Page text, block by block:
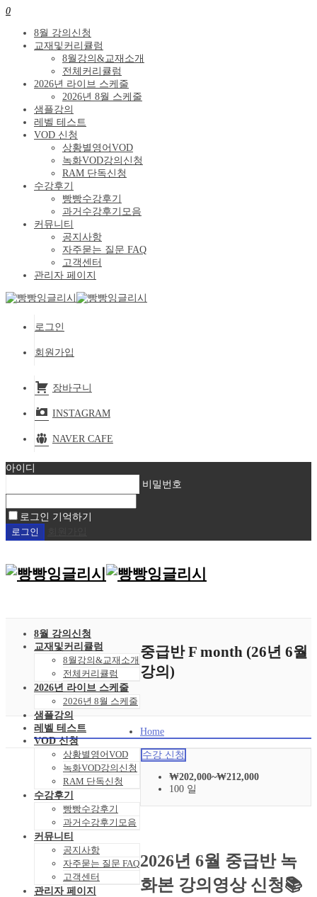
0
8월 강의신청
교재및커리큘럼
8월강의&교재소개
전체커리큘럼
2026년 라이브 스케줄
2026년 8월 스케줄
샘플강의
레벨 테스트
VOD 신청
상황별영어VOD
녹화VOD강의신청
RAM 단독신청
수강후기
빵빵수강후기
과거수강후기모음
커뮤니티
공지사항
자주묻는 질문 FAQ
고객센터
관리자 페이지
로그인
회원가입
장바구니
INSTAGRAM
NAVER CAFE
아이디
비밀번호
로그인 기억하기
8월 강의신청
교재및커리큘럼
8월강의&교재소개
전체커리큘럼
2026년 라이브 스케줄
2026년 8월 스케줄
샘플강의
레벨 테스트
VOD 신청
상황별영어VOD
녹화VOD강의신청
RAM 단독신청
수강후기
빵빵수강후기
과거수강후기모음
커뮤니티
공지사항
자주묻는 질문 FAQ
고객센터
관리자 페이지
중급반 F month (26년 6월
강의)
Home
2026년 6월 중급반 녹
화본 강의영상 신청📚
수강 신청
₩202,000~₩212,000
100 일